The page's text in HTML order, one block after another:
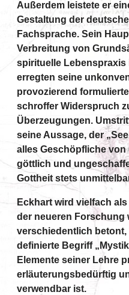
Außerdem leistete er
Gestaltung der
Fachsprache. Sein
Verbreitung von
spirituelle Lebenspraxis
erregten seine
provozierend
schroffer Widerspruch
Überzeugungen.
seine Aussage, der
alles Geschöpfliche
göttlich und
Gottheit stets
Eckhart wird vielfach
der neueren Forschung
verschiedentlich
definierte Begriff
Elemente seiner Lehre
erläuterungsbedürftig
verwendbar ist.